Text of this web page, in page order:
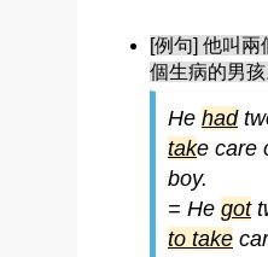
[例句] 他叫兩
個生病的男孩
He had
take care
boy.
= He got
to take